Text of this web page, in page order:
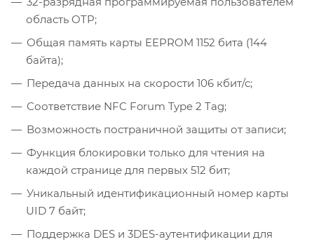
область OTP;
Общая память карты EEPROM 1152 бита (144
байта);
Передача данных на скорости 106 кбит/с;
Соответствие NFC Forum Type 2 Tag;
Возможность постраничной защиты от записи;
Функция блокировки только для чтения на
каждой странице для первых 512 бит;
Уникальный идентификационный номер карты
UID 7 байт;
Поддержка DES и 3DES-аутентификации для